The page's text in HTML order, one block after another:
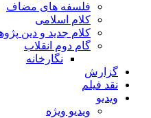
فلسفه های مضاف
کلام اسلامی
کلام جدید و دین
گام دوم انقلاب
نگارخانه
گزارش
نقد فیلم
ویدیو
ویدیو ویژه